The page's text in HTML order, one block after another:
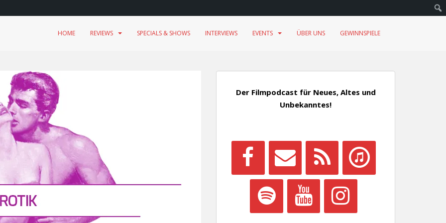
HOME REVIEWS SPECIALS & SHOWS INTERVIEWS EVENTS ÜBER UNS GEWINNSPIELE
Der Filmpodcast für Neues, Altes und
Unbekanntes!